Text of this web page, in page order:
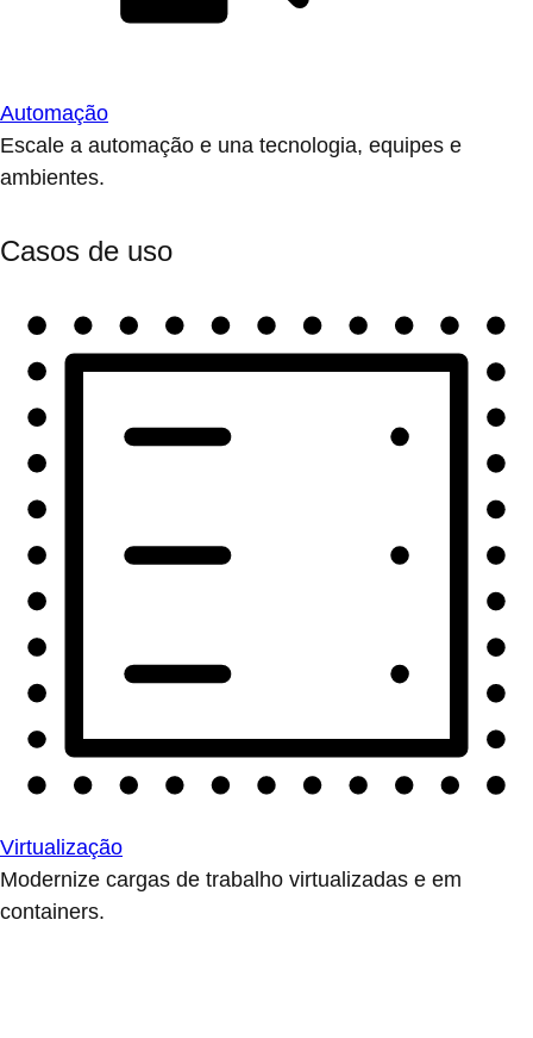
Automação
Escale a automação e una tecnologia, equipes e
ambientes.
Casos de uso
Virtualização
Modernize cargas de trabalho virtualizadas e em
containers.